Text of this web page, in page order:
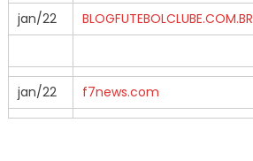
jan/22
BLOGFUTEBOLCLUBE.COM.BR
jan/22 f7news.com